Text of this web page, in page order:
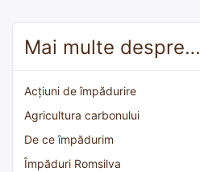
Mai multe despre…
Acțiuni de împădurire
Agricultura carbonului
De ce împădurim
Împăduri Romsilva